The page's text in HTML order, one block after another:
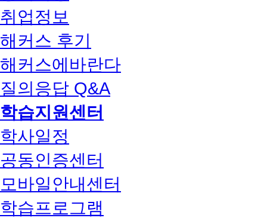
취업정보
해커스 후기
해커스에바란다
질의응답 Q&A
학습지원센터
학사일정
공동인증센터
모바일안내센터
학습프로그램